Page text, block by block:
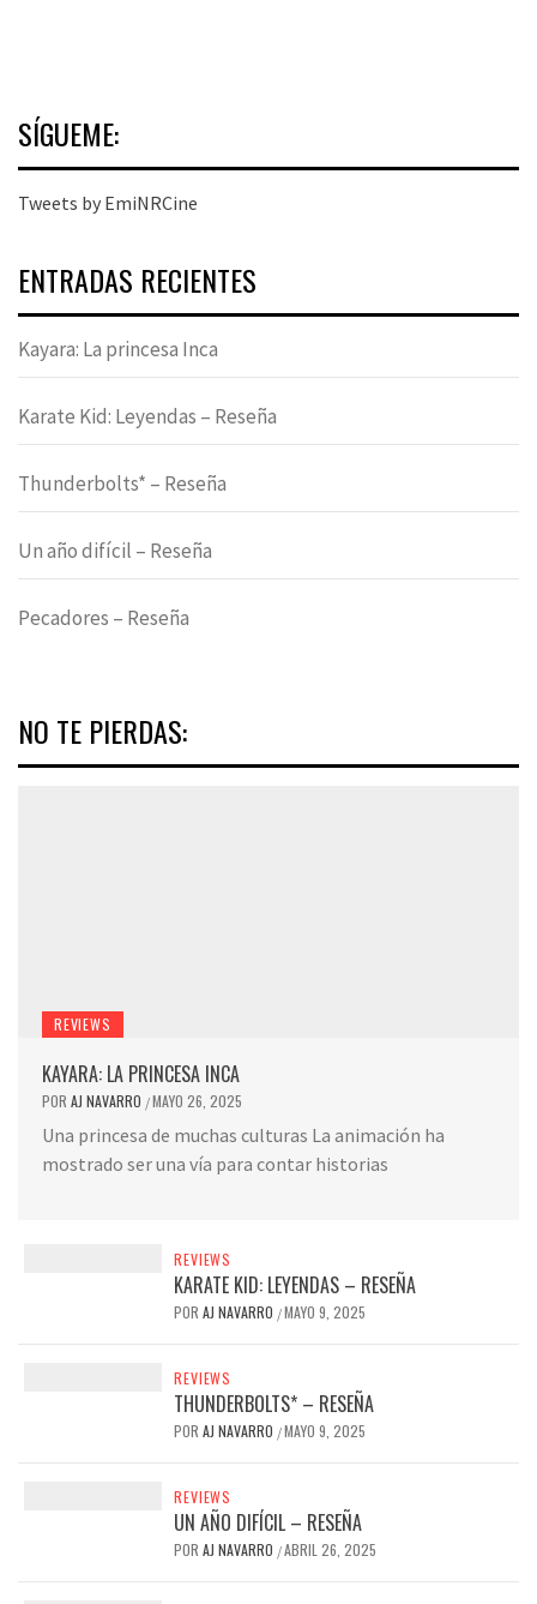
SÍGUEME:
Tweets by EmiNRCine
ENTRADAS RECIENTES
Kayara: La princesa Inca
Karate Kid: Leyendas – Reseña
Thunderbolts* – Reseña
Un año difícil – Reseña
Pecadores – Reseña
NO TE PIERDAS:
REVIEWS
KAYARA: LA PRINCESA INCA
POR AJ NAVARRO /MAYO 26, 2025
Una princesa de muchas culturas La animación ha
mostrado ser una vía para contar historias
REVIEWS
KARATE KID: LEYENDAS – RESEÑA
POR AJ NAVARRO /MAYO 9, 2025
REVIEWS
THUNDERBOLTS* – RESEÑA
POR AJ NAVARRO /MAYO 9, 2025
REVIEWS
UN AÑO DIFÍCIL – RESEÑA
POR AJ NAVARRO /ABRIL 26, 2025